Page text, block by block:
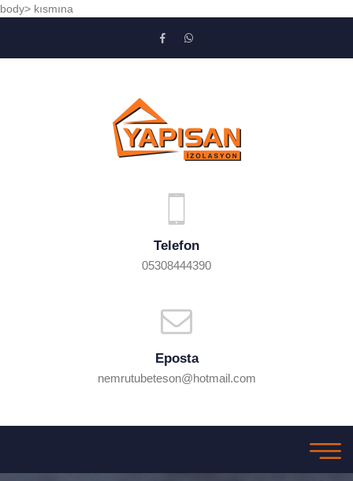
body> kısmına
Telefon
05308444390
Eposta
nemrutubeteson@hotmail.com